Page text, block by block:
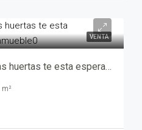
VENTA
Tu refugio en cabo de las huertas te esta esperando…? ?? – sa-00692-5010
m²